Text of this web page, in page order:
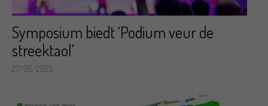
Symposium biedt ‘Podium veur de
streektaol’
27/05/2025